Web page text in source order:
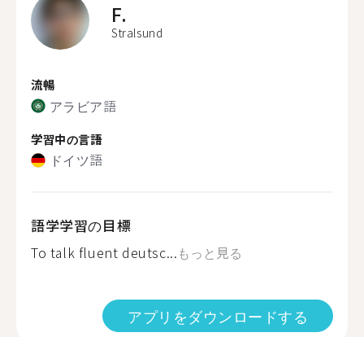
F.
Stralsund
流暢
アラビア語
学習中の言語
ドイツ語
語学学習の目標
To talk fluent deutsc...もっと見る
アプリをダウンロードする